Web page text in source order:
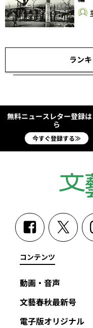
ラン
無料ニュースレター登録
ら
今すぐ登録する≫
コンテンツ
動画・音声
文藝春秋最新号
電子版オリジナル